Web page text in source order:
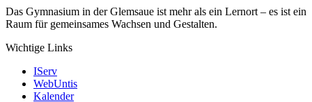
Das Gymnasium in der Glemsaue ist mehr als ein Lernort – es ist ein
Raum für gemeinsames Wachsen und Gestalten.
Wichtige Links
IServ
WebUntis
Kalender